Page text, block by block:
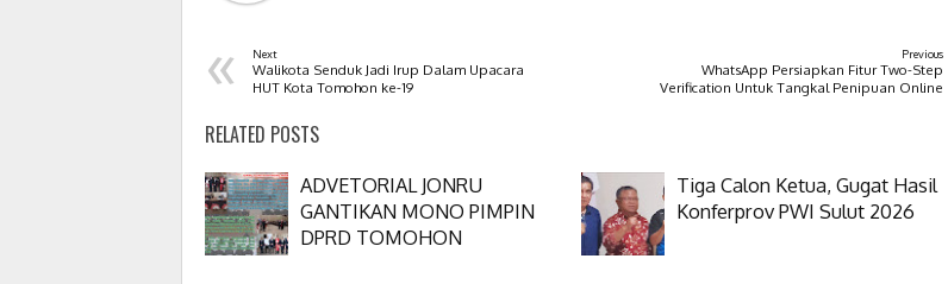
« Next
Walikota Senduk Jadi Irup Dalam Upacara
HUT Kota Tomohon ke-19
Previous
WhatsApp Persiapkan Fitur Two-Step
Verification Untuk Tangkal Penipuan Online
RELATED POSTS
ADVETORIAL JONRU
GANTIKAN MONO PIMPIN
DPRD TOMOHON
Tiga Calon Ketua, Gugat Hasil
Konferprov PWI Sulut 2026